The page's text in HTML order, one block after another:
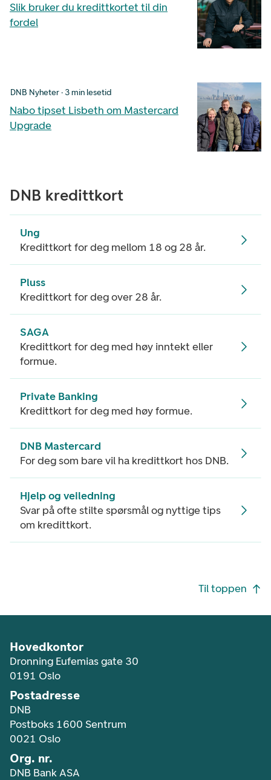
Slik bruker du kredittkortet til din
fordel
DNB Nyheter · 3 min lesetid
Nabo tipset Lisbeth om Mastercard
Upgrade
DNB kredittkort
Ung
Kredittkort for deg mellom 18 og 28 år.
Pluss
Kredittkort for deg over 28 år.
SAGA
Kredittkort for deg med høy inntekt eller
formue.
Private Banking
Kredittkort for deg med høy formue.
DNB Mastercard
For deg som bare vil ha kredittkort hos DNB.
Hjelp og veiledning
Svar på ofte stilte spørsmål og nyttige tips
om kredittkort.
Til toppen
Hovedkontor
Dronning Eufemias gate 30
0191 Oslo
Postadresse
DNB
Postboks 1600 Sentrum
0021 Oslo
Org. nr.
DNB Bank ASA